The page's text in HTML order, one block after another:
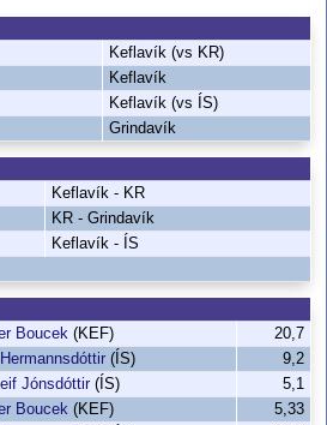
Keflavík (vs KR)
Keflavík
Keflavík (vs ÍS)
Grindavík
Keflavík - KR
KR - Grindavík
Keflavík - ÍS
Boucek (KEF)
20,7
(ÍS)
9,2
Jónsdóttir(ÍS)
5,1
Boucek (KEF)
5,33